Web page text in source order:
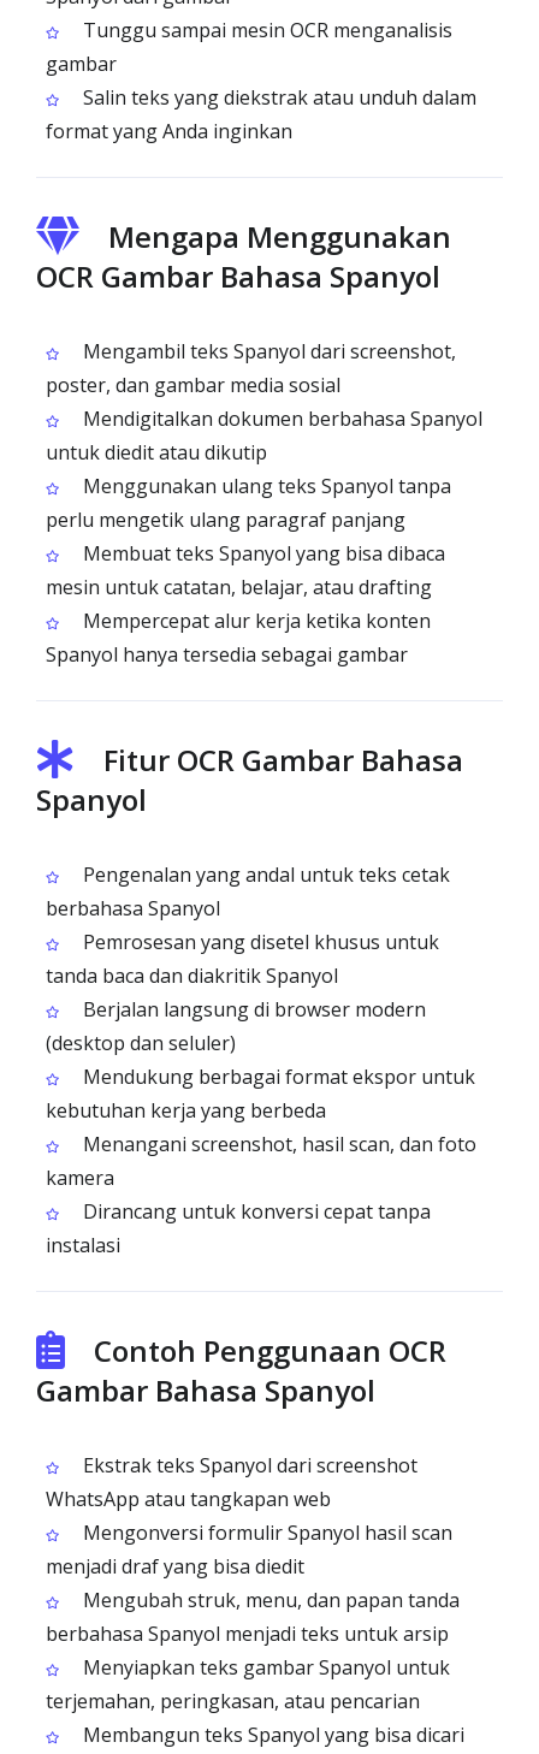
Tunggu sampai mesin OCR menganalisis
gambar
Salin teks yang diekstrak atau unduh dalam
format yang Anda inginkan
Mengapa Menggunakan
OCR Gambar Bahasa Spanyol
Mengambil teks Spanyol dari screenshot,
poster, dan gambar media sosial
Mendigitalkan dokumen berbahasa Spanyol
untuk diedit atau dikutip
Menggunakan ulang teks Spanyol tanpa
perlu mengetik ulang paragraf panjang
Membuat teks Spanyol yang bisa dibaca
mesin untuk catatan, belajar, atau drafting
Mempercepat alur kerja ketika konten
Spanyol hanya tersedia sebagai gambar
Fitur OCR Gambar Bahasa
Spanyol
Pengenalan yang andal untuk teks cetak
berbahasa Spanyol
Pemrosesan yang disetel khusus untuk
tanda baca dan diakritik Spanyol
Berjalan langsung di browser modern
(desktop dan seluler)
Mendukung berbagai format ekspor untuk
kebutuhan kerja yang berbeda
Menangani screenshot, hasil scan, dan foto
kamera
Dirancang untuk konversi cepat tanpa
instalasi
Contoh Penggunaan OCR
Gambar Bahasa Spanyol
Ekstrak teks Spanyol dari screenshot
WhatsApp atau tangkapan web
Mengonversi formulir Spanyol hasil scan
menjadi draf yang bisa diedit
Mengubah struk, menu, dan papan tanda
berbahasa Spanyol menjadi teks untuk arsip
Menyiapkan teks gambar Spanyol untuk
terjemahan, peringkasan, atau pencarian
Membangun teks Spanyol yang bisa dicari